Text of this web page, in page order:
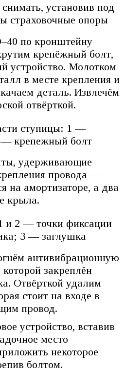
установив под
страховочные опоры
по кронштейну
крепёжный болт,
устройство. Молотком
в месте крепления и
деталь. Извлечём
отвёрткой.
ступицы: 1 —
крепежный болт
удерживающие
провода —
на амортизаторе, а два
крыла.
и 2 — точки фиксации
3 — заглушка
антивибрационную
закреплён
Отвёрткой удалим
стоит на входе в
провод.
устройство, вставив
место
некоторое
болтом.